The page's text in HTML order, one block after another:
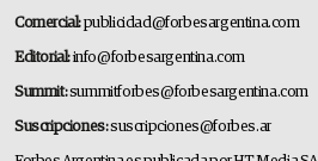
Comercial:publicidad@forbesargentina.com
Editorial:info@forbesargentina.com
Summit:summitforbes@forbesargentina.com
Suscripciones:suscripciones@forbes.ar